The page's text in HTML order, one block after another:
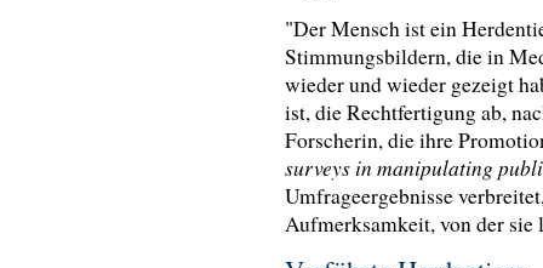
"Der Mensch ist ein
Stimmungsbildern, die in
wieder und wieder gezeigt
ist, die Rechtfertigung ab,
Forscherin, die ihre
surveys in manipulating
Umfrageergebnisse
Aufmerksamkeit, von der sie